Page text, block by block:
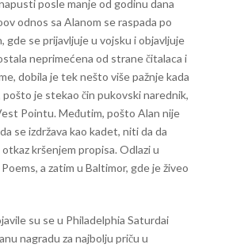
posle manje od godinu dana
odnos sa Alanom se raspada po
gde se prijavljuje u vojsku i objavljuje
neprimećena od strane čitalaca i
dobila je tek nešto više pažnje kada
je stekao čin pukovski narednik,
Pointu. Međutim, pošto Alan nije
se izdržava kao kadet, niti da da
kršenjem propisa. Odlazi u
a zatim u Baltimor, gde je živeo
su se u Philadelphia Saturdai
nagradu za najbolju priču u